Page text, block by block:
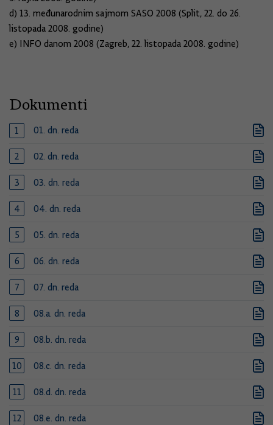
d) 13. međunarodnim sajmom SASO 2008 (Split, 22. do 26.
listopada 2008. godine)
e) INFO danom 2008 (Zagreb, 22. listopada 2008. godine)
Dokumenti
01. dn. reda
02. dn. reda
03. dn. reda
04. dn. reda
05. dn. reda
06. dn. reda
07. dn. reda
08.a. dn. reda
08.b. dn. reda
08.c. dn. reda
08.d. dn. reda
08.e. dn. reda